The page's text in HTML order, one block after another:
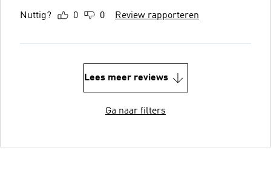
Nuttig? 0 0 Review rapporteren
Lees meer reviews
Ga naar filters